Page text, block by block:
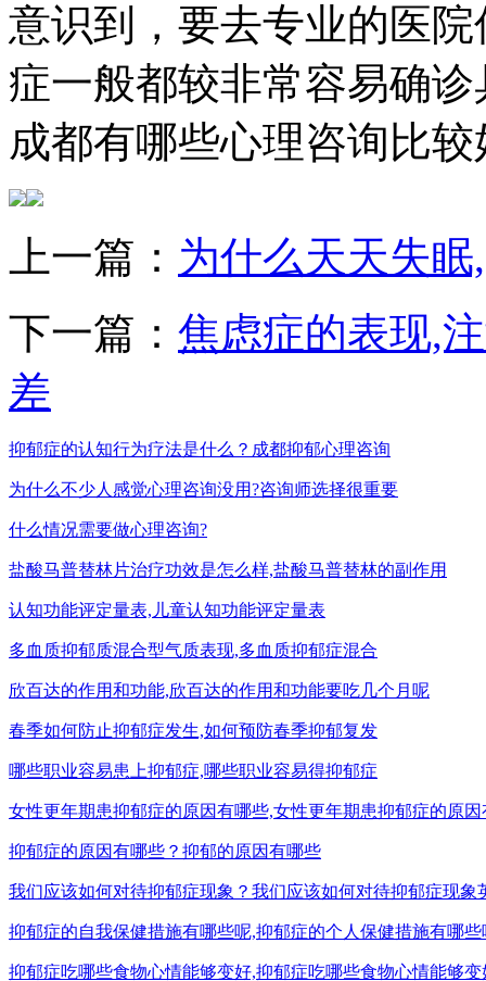
意识到，要去专业的医
症一般都较非常容易确
成都有哪些心理咨询比
上一篇： 为什么天天失
下一篇： 焦虑症的表现,
差
抑郁症的认知行为疗法是什么？成都抑郁心理咨询
为什么不少人感觉心理咨询没用?咨询师选择很重要
什么情况需要做心理咨询?
盐酸马普替林片治疗功效是怎么样,盐酸马普替林的副作用
认知功能评定量表,儿童认知功能评定量表
多血质抑郁质混合型气质表现,多血质抑郁症混合
欣百达的作用和功能,欣百达的作用和功能要吃几个月呢
春季如何防止抑郁症发生,如何预防春季抑郁复发
哪些职业容易患上抑郁症,哪些职业容易得抑郁症
女性更年期患抑郁症的原因有哪些,女性更年期患抑郁症的原
抑郁症的原因有哪些？抑郁的原因有哪些
我们应该如何对待抑郁症现象？我们应该如何对待抑郁症现象
抑郁症的自我保健措施有哪些呢,抑郁症的个人保健措施有哪些
抑郁症吃哪些食物心情能够变好,抑郁症吃哪些食物心情能够变